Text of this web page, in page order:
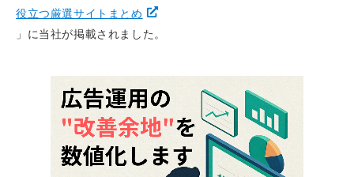
役立つ厳選サイトまとめ
」に当社が掲載されました。